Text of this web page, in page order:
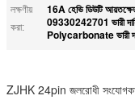
লক্ষণীয়
করা:
16A হেভি ডিউটি
09330242701 ভারী
Polycarbonate ভারী
ZJHK 24pin জলরোধী